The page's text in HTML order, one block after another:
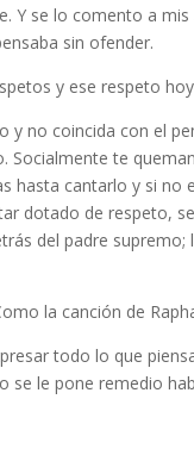
se lo comento a
sin ofender.
y ese respeto
no coincida con el
te
hasta cantarlo y si
dotado de respeto,
del padre
la canción de
todo lo que
le pone remedio